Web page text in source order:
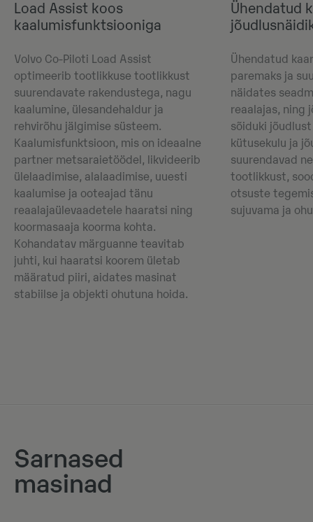
Load Assist koos
kaalumisfunktsiooniga
Volvo Co-Piloti Load Assist
optimeerib tootlikkuse tootlikkust
suurendavate rakendustega, nagu
kaalumine, ülesandehaldur ja
rehvirõhu jälgimise süsteem.
Kaalumisfunktsioon, mis on ideaalne
partner metsaraietöödel, likvideerib
ülelaadimise, alalaadimise, uuesti
kaalumise ja ooteajad tänu
reaalajaülevaadetele haaratsi ning
koormasaaja koorma kohta.
Kohandatav märguanne teavitab
juhti, kui haaratsi koorem ületab
määratud piiri, aidates masinat
stabiilse ja objekti ohutuna hoida.
Ühendatud
Ühendatud
paremaks ja
näidates
reaalajas, ning
sõiduki
kütusekulu ja
suurendavad
tootlikkust,
otsuste
sujuvama ja
Sarnased
masinad